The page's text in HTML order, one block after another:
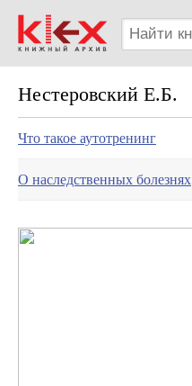
Нестеровский Е.Б.
Что такое аутотренинг
О наследственных болезнях